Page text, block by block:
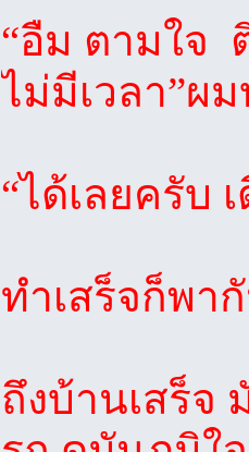
“อืม ตามใจ
ไม่มีเวลา”ผ
“ได้เลยครับ
ทำเสร็จก็พา
ถึงบ้านเสร็จ